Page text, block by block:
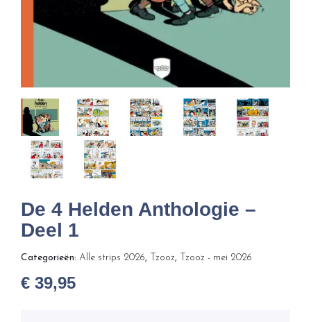
De 4 Helden Anthologie –
Deel 1
Categorieën: Alle strips 2026, Tzooz, Tzooz - mei 2026
€ 39,95